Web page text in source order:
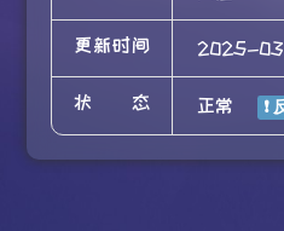
更新时间 2025-
状态 正常